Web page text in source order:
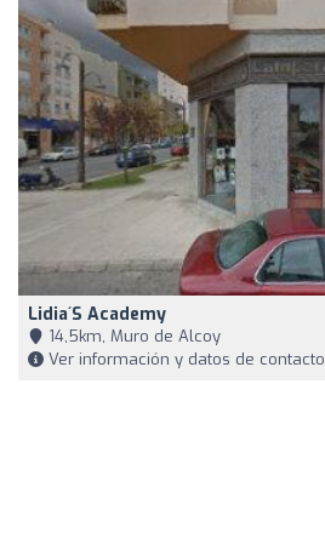
Lidia´s Academy
14,5km, Muro de Alcoy
Ver información y datos de contacto